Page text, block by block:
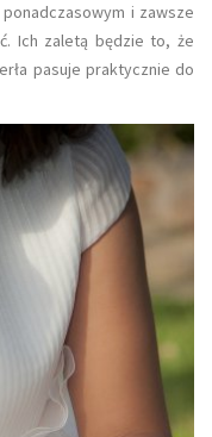
i zawsze
Ich zaletą będzie to, że
pasuje praktycznie do